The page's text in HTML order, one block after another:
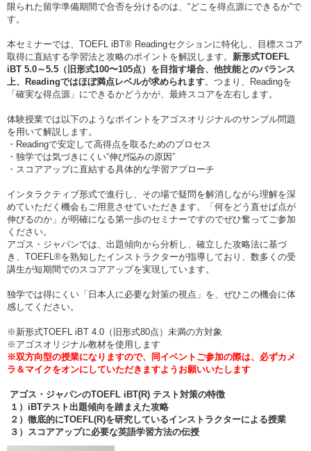
限られた留学準備期間で合否を分けるのは、“どこを得点源にできるか”で
す。
本セミナーでは、TOEFL iBT® Readingセクションに特化し、目標スコア
取得に直結する学習法と攻略のポイントを解説します。 新形式TOEFL
iBT 5.0～5.5（旧形式100〜105点）を目指す場合、他技能とのバランス
上、Readingではほぼ満点レベルが求められます。つまり、Readingを
「確実な得点源」にできるかどうかが、最終スコアを左右します。
体験授業では以下のようなポイントをアゴスオリジナルのサンプル問題
を用いて解説します。
・Readingで安定して高得点を取るためのプロセス
・独学では気づきにくい“伸び悩みの原因”
・スコアアップに直結する具体的な学習アプローチ
インタラクティブ形式で進行し、その場で疑問を解消しながら理解を深
めていただく機会もご用意させていただきます。「何をどう直せば点が
伸びるのか」が明確になる第一歩のセミナーですのでぜひ奮ってご参加
ください。
アゴス・ジャパンでは、出題傾向から分析し、確立した攻略法に基づ
き、TOEFL®を熟知したインストラクターが指導しており、数多くの受
講生が短期間でのスコアアップを実現しています。
独学では得にくい「日本人に必要な対策の視点」を、ぜひこの機会に体
感してください。
※新形式TOEFL iBT 4.0（旧形式80点）未満の方対象
※アゴスオリジナル教材を使用します
※双方向型の授業になりますので、同イベントご参加の際は、必ずカメ
ラ＆マイクをオンにしていただきますようお願いいたします
アゴス・ジャパンのTOEFL iBT(R) テスト対策の特徴
１）iBTテスト出題傾向を踏まえた攻略
２）徹底的にTOEFL(R)を研究しているインストラクターによる授業
３）スコアアップに必要な英語学習方法の伝授